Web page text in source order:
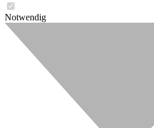
Notwendig